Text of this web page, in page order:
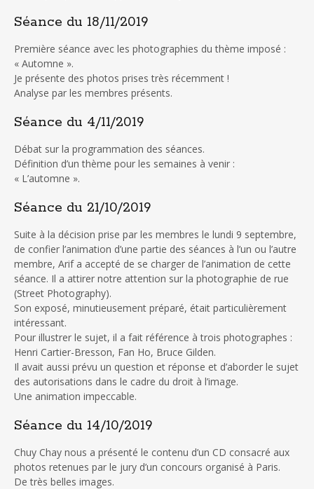
Séance du 18/11/2019
Première séance avec les photographies du thème imposé :
« Automne ».
Je présente des photos prises très récemment !
Analyse par les membres présents.
Séance du 4/11/2019
Débat sur la programmation des séances.
Définition d’un thème pour les semaines à venir :
« L’automne ».
Séance du 21/10/2019
Suite à la décision prise par les membres le lundi 9 septembre,
de confier l’animation d’une partie des séances à l’un ou l’autre
membre, Arif a accepté de se charger de l’animation de cette
séance. Il a attirer notre attention sur la photographie de rue
(Street Photography).
Son exposé, minutieusement préparé, était particulièrement
intéressant.
Pour illustrer le sujet, il a fait référence à trois photographes :
Henri Cartier-Bresson, Fan Ho, Bruce Gilden.
Il avait aussi prévu un question et réponse et d’aborder le sujet
des autorisations dans le cadre du droit à l’image.
Une animation impeccable.
Séance du 14/10/2019
Chuy Chay nous a présenté le contenu d’un CD consacré aux
photos retenues par le jury d’un concours organisé à Paris.
De très belles images.